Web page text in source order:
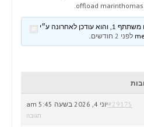
offload
לפני 2 חודשים .
יוני 4, 2026 בשעה 5:45 am#29175
תגובה